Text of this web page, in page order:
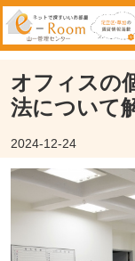
オフィスの
法について
2024-12-24